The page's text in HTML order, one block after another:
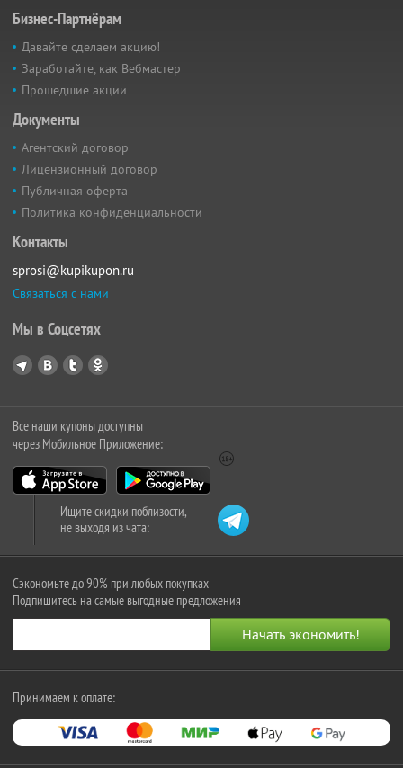
Бизнес-Партнёрам
Давайте сделаем акцию!
Заработайте, как Вебмастер
Прошедшие акции
Документы
Агентский договор
Лицензионный договор
Публичная оферта
Политика конфиденциальности
Контакты
sprosi@kupikupon.ru
Связаться с нами
Мы в Соцсетях
Все наши купоны доступны
через Мобильное Приложение:
Ищите скидки поблизости,
не выходя из чата:
Сэкономьте до 90% при любых покупках
Подпишитесь на самые выгодные предложения
Принимаем к оплате: